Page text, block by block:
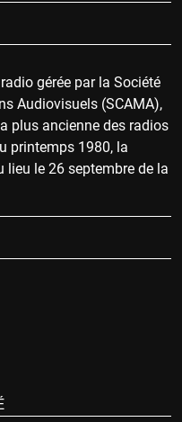
gérée par la Société
Audiovisuels (SCAMA),
plus ancienne des radios
printemps 1980, la
lieu le 26 septembre de la